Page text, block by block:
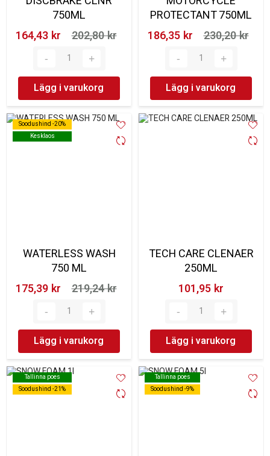
750ML
164,43 kr‎
202,80 kr‎
Lägg i varukorg
PROTECTANT 750ML
186,35 kr‎
230,20 kr‎
Lägg i varukorg
Soodushind -20%
Kesklaos
Soodushind -20%
Kesklaos
WATERLESS WASH
750 ML
175,39 kr‎
219,24 kr‎
Lägg i varukorg
TECH CARE CLENAER
250ML
101,95 kr‎
Lägg i varukorg
Tallinna poes
Soodushind -21%
Tallinna poes
Soodushind -21%
Tallinna poes
Soodushind -9%
Tallinna poes
Soodushind -9%